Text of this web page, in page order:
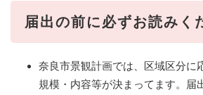
届出の前に必ずお読みく
奈良市景観計画では、区域区分に
規模・内容等が決まってます。届